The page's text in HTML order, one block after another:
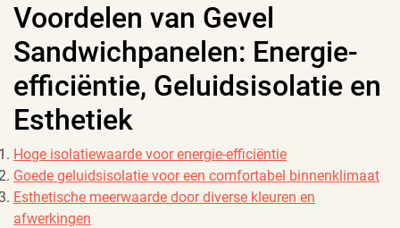
Voordelen van Gevel
Sandwichpanelen: Energie-
efficiëntie, Geluidsisolatie en
Esthetiek
Hoge isolatiewaarde voor energie-efficiëntie
Goede geluidsisolatie voor een comfortabel binnenklimaat
Esthetische meerwaarde door diverse kleuren en
afwerkingen